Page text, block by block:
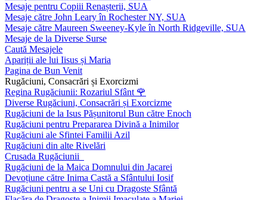
Mesaje pentru Copiii Renașterii, SUA
Mesaje către John Leary în Rochester NY, SUA
Mesaje către Maureen Sweeney-Kyle în North Ridgeville, SUA
Mesaje de la Diverse Surse
Caută Mesajele
Apariții ale lui Iisus și Maria
Pagina de Bun Venit
Rugăciuni, Consacrări și Exorcizmi
Regina Rugăciunii: Rozariul Sfânt 🌹
Diverse Rugăciuni, Consacrări și Exorcizme
Rugăciuni de la Isus Pășunitorul Bun către Enoch
Rugăciuni pentru Prepararea Divină a Inimilor
Rugăciuni ale Sfintei Familii Azil
Rugăciuni din alte Rivelări
Crusada Rugăciunii
Rugăciuni de la Maica Domnului din Jacarei
Devoțiune către Inima Castă a Sfântului Iosif
Rugăciuni pentru a se Uni cu Dragoste Sfântă